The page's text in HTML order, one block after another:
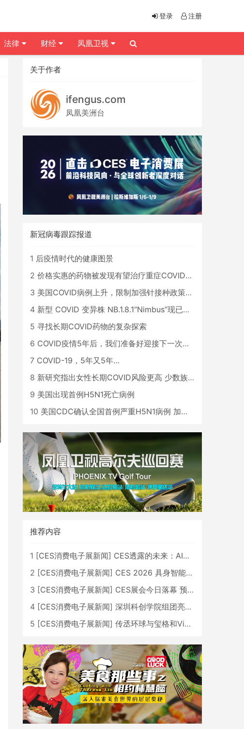
关于作者
ifengus.com
凤凰美洲台
新冠病毒跟踪报道
1 后疫情时代的健康图景
2 价格实惠的药物被发现有望治疗重症COVID患者
3 美国COVID病例上升，限制加强针接种政策即将出台
4 新型 COVID 变异株 NB.1.8.1“Nimbus”现已在美国占据主导地位
5 寻找长期COVID药物的复杂探索
6 COVID疫情5年后，我们准备好迎接下一次大流行了吗？
7 COVID-19，5年又5年…
8 新研究指出女性长期COVID风险更高 少数族裔儿童存在差异
9 美国出现首例H5N1死亡病例
10 美国CDC确认全国首例严重H5N1病例 加州进入紧急状态
推荐内容
1 [CES消费电子展新闻] CES透露的未来：AI、机器人与智能生活大爆发
2 [CES消费电子展新闻] CES 2026 具身智能与创新领域 中国公司大放异彩
3 [CES消费电子展新闻] CES展会今日落幕 预计2026行业收入将超五千亿美元
4 [CES消费电子展新闻] 深圳科创学院组团亮相CES 广受好评
5 [CES消费电子展新闻] 传丞环球与玺格和VibeLens共同推出全新耳机
登录 注册
法律 财经 凤凰卫视